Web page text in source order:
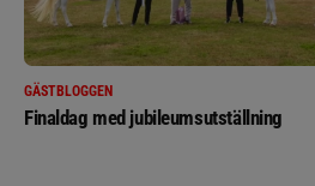
GÄSTBLOGGEN
Finaldag med jubileumsutställning